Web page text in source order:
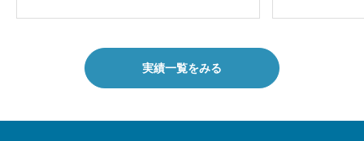
実績一覧をみる